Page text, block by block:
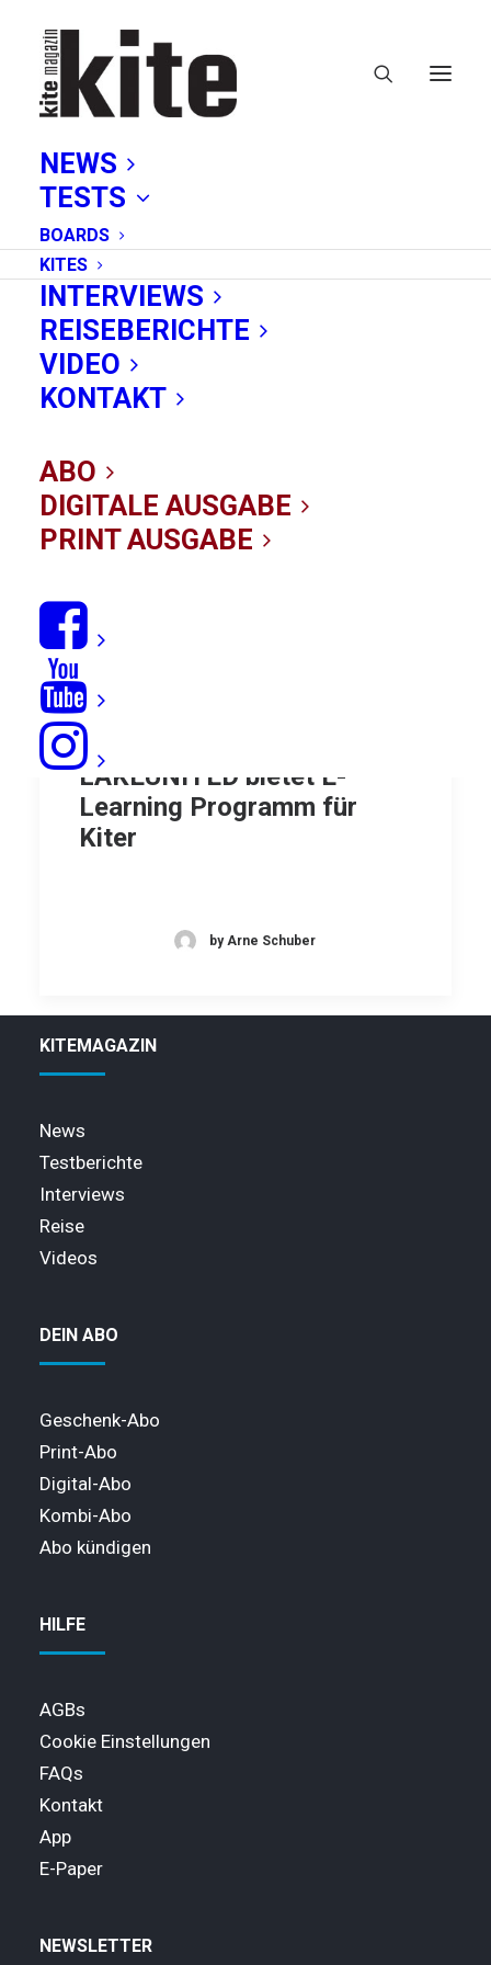
NEWS
TESTS
BOARDS
KITES
INTERVIEWS
REISEBERICHTE
VIDEO
KONTAKT
ABO
DIGITALE AUSGABE
PRINT AUSGABE
Online learning
Kiten lernen digital:
LAKEUNITED bietet E-
Learning Programm für
Kiter
by Arne Schuber
KITEMAGAZIN
News
Testberichte
Interviews
Reise
Videos
DEIN ABO
Geschenk-Abo
Print-Abo
Digital-Abo
Kombi-Abo
Abo kündigen
HILFE
AGBs
Cookie Einstellungen
FAQs
Kontakt
App
E-Paper
NEWSLETTER